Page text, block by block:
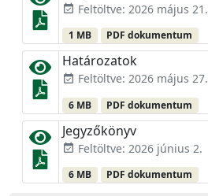
event_available Feltöltve: 2026 május 21.
1 MB PDF dokumentum
Határozatok
event_available Feltöltve: 2026 május 27.
6 MB PDF dokumentum
Jegyzőkönyv
event_available Feltöltve: 2026 június 2.
6 MB PDF dokumentum